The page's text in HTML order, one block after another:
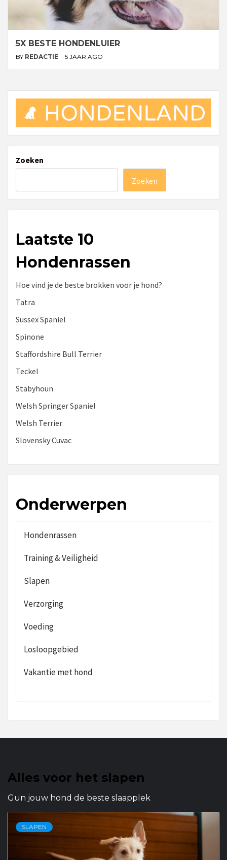
5X BESTE HONDENLUIER
BY REDACTIE 5 JAAR AGO
Zoeken
Zoeken
Laatste 10
Hondenrassen
Hoe vind je de beste brokken voor je hond?
Tatra
Sussex Spaniel
Spinone
Staffordshire Bull Terrier
Teckel
Stabyhoun
Welsh Springer Spaniel
Welsh Terrier
Slovensky Cuvac
Onderwerpen
Hondenrassen
Training & Veiligheid
Slapen
Verzorging
Voeding
Losloopgebied
Vakantie met hond
Alles voor het slapen
Gun jouw hond de beste slaapplek
SLAPEN